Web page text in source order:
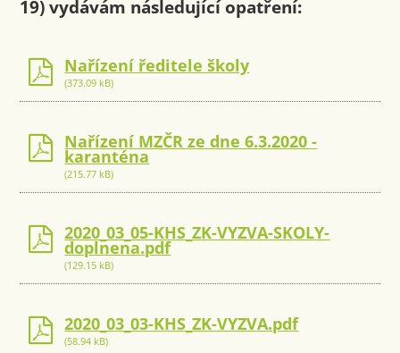
19) vydávám následující opatření:
Nařízení ředitele školy
(373.09 kB)
Nařízení MZČR ze dne 6.3.2020 -
karanténa
(215.77 kB)
2020_03_05-KHS_ZK-VYZVA-SKOLY-
doplnena.pdf
(129.15 kB)
2020_03_03-KHS_ZK-VYZVA.pdf
(58.94 kB)